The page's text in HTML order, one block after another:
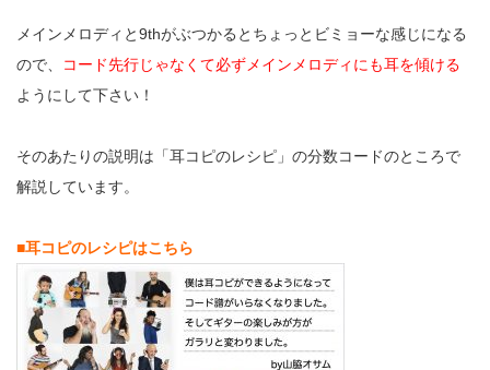
メインメロディと9thがぶつかるとちょっとビミョーな感じになる
ので、
コード先行じゃなくて必ずメインメロディにも耳を傾ける
ようにして下さい！
そのあたりの説明は「耳コピのレシピ」の分数コードのところで
解説しています。
■耳コピのレシピはこちら